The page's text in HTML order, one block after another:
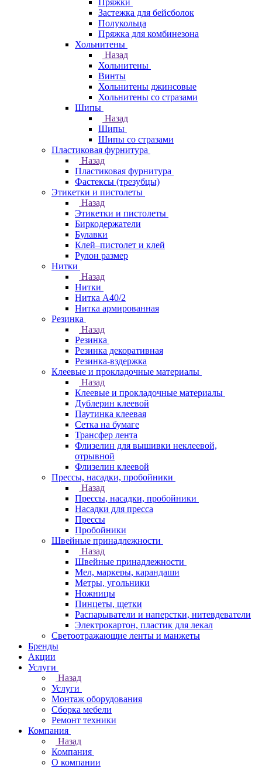
Пряжки
Застежка для бейсболок
Полукольца
Пряжка для комбинезона
Хольнитены
Назад
Хольнитены
Винты
Хольнитены джинсовые
Хольнитены со стразами
Шипы
Назад
Шипы
Шипы со стразами
Пластиковая фурнитура
Назад
Пластиковая фурнитура
Фастексы (трезубцы)
Этикетки и пистолеты
Назад
Этикетки и пистолеты
Биркодержатели
Булавки
Клей–пистолет и клей
Рулон размер
Нитки
Назад
Нитки
Нитка А40/2
Нитка армированная
Резинка
Назад
Резинка
Резинка декоративная
Резинка-вздержка
Клеевые и прокладочные материалы
Назад
Клеевые и прокладочные материалы
Дублерин клеевой
Паутинка клеевая
Сетка на бумаге
Трансфер лента
Флизелин для вышивки неклеевой,
отрывной
Флизелин клеевой
Прессы, насадки, пробойники
Назад
Прессы, насадки, пробойники
Насадки для пресса
Прессы
Пробойники
Швейные принадлежности
Назад
Швейные принадлежности
Мел, маркеры, карандаши
Метры, угольники
Ножницы
Пинцеты, щетки
Распарыватели и наперстки, нитевдеватели
Электрокартон, пластик для лекал
Светоотражающие ленты и манжеты
Бренды
Акции
Услуги
Назад
Услуги
Монтаж оборудования
Сборка мебели
Ремонт техники
Компания
Назад
Компания
О компании